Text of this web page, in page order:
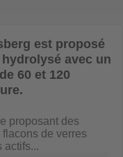
est proposé
avec un
60 et 120
proposant des
de verres
actifs...